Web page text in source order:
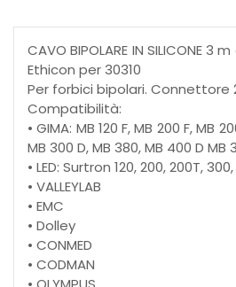
CAVO BIPOLARE IN SILICONE
Ethicon per 30310
Per forbici bipolari. Connettore
Compatibilità:
• GIMA: MB 120 F, MB 200 F, MB
MB 300 D, MB 380, MB 400 D MB
• LED: Surtron 120, 200, 200T,
• VALLEYLAB
• EMC
• Dolley
• CONMED
• CODMAN